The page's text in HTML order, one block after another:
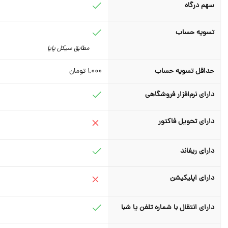
سهم درگاه
تسویه حساب
مطابق سیکل پایا
حداقل تسویه حساب 1,000تومان
دارای نرم‌افزار فروشگاهی
دارای تحویل فاکتور
دارای ریفاند
دارای اپلیکیشن
دارای انتقال با شماره تلفن یا شبا